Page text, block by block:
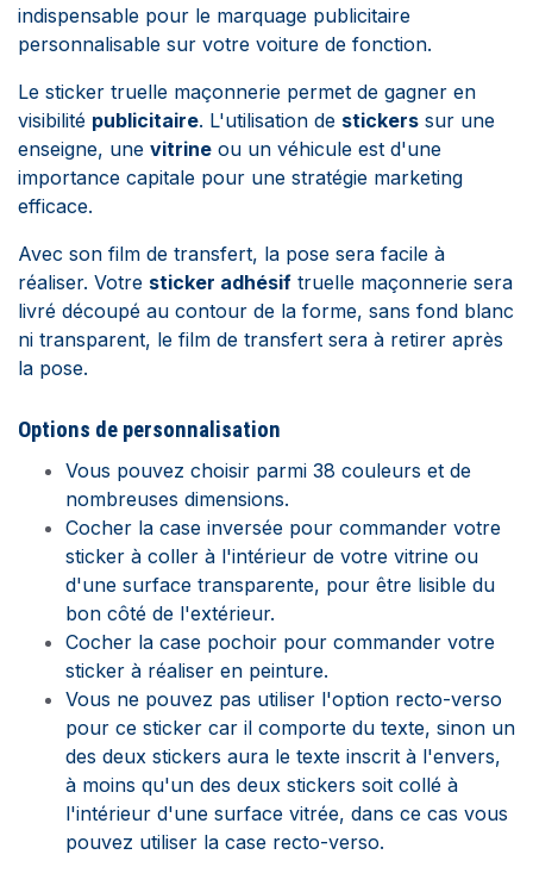
indispensable pour le marquage publicitaire
personnalisable sur votre voiture de fonction.
Le sticker truelle maçonnerie permet de gagner en
visibilité publicitaire. L'utilisation de stickers sur une
enseigne, une vitrine ou un véhicule est d'une
importance capitale pour une stratégie marketing
efficace.
Avec son film de transfert, la pose sera facile à
réaliser. Votre sticker adhésif truelle maçonnerie sera
livré découpé au contour de la forme, sans fond blanc
ni transparent, le film de transfert sera à retirer après
la pose.
Options de personnalisation
Vous pouvez choisir parmi 38 couleurs et de
nombreuses dimensions.
Cocher la case inversée pour commander votre
sticker à coller à l'intérieur de votre vitrine ou
d'une surface transparente, pour être lisible du
bon côté de l'extérieur.
Cocher la case pochoir pour commander votre
sticker à réaliser en peinture.
Vous ne pouvez pas utiliser l'option recto-verso
pour ce sticker car il comporte du texte, sinon un
des deux stickers aura le texte inscrit à l'envers,
à moins qu'un des deux stickers soit collé à
l'intérieur d'une surface vitrée, dans ce cas vous
pouvez utiliser la case recto-verso.